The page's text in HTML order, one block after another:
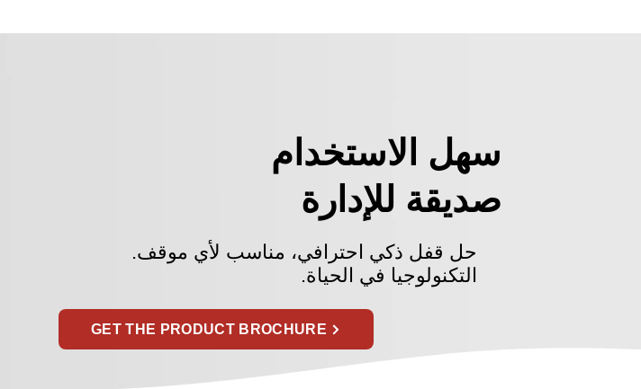
سهل الاستخدام
صديقة للإدارة
حل قفل ذكي احترافي، مناسب لأي موقف.
التكنولوجيا في الحياة.
GET THE PRODUCT BROCHURE